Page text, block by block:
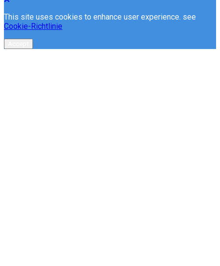
This site uses cookies to enhance user experience. see
Cookie-Richtlinie